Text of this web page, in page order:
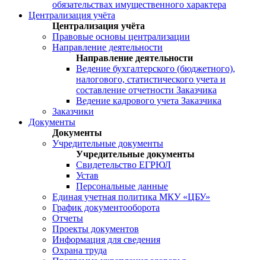
обязательствах имущественного характера
Централизация учёта
Централизация учёта
Правовые основы централизации
Направление деятельности
Направление деятельности
Ведение бухгалтерского (бюджетного),
налогового, статистического учета и
составление отчетности Заказчика
Ведение кадрового учета Заказчика
Заказчики
Документы
Документы
Учредительные документы
Учредительные документы
Свидетельство ЕГРЮЛ
Устав
Персональные данные
Единая учетная политика МКУ «ЦБУ»
График документооборота
Отчеты
Проекты документов
Информация для сведения
Охрана труда